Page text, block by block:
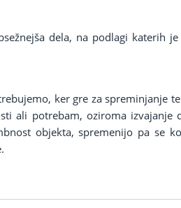
dela, na podlagi katerih
ker gre za spreminjanje
ali potrebam, oziroma
objekta, spremenijo pa se